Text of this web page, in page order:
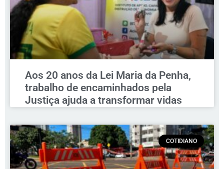
Aos 20 anos da Lei Maria da Penha,
trabalho de encaminhados pela
Justiça ajuda a transformar vidas
COTIDIANO